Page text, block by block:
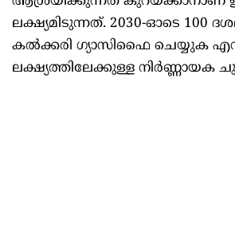
ലക്ഷ്യമിടുന്നത്. 2030-ഓടെ 100
കല്‍ക്കരി ഗ്യാസിഫൈ ചെയ്യുക
ലക്ഷ്യത്തിലേക്കുള്ള നിര്‍ണ്ണായക